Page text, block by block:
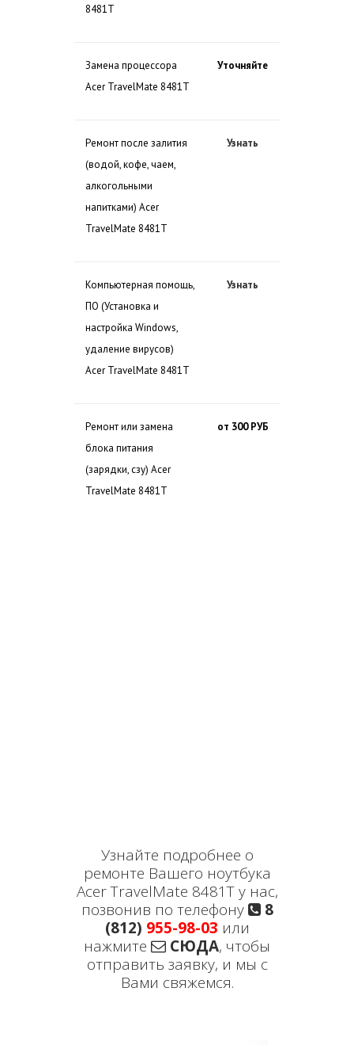
8481T
Замена процессора
Acer TravelMate 8481T
Уточняйте
Ремонт после залития
(водой, кофе, чаем,
алкогольными
напитками) Acer
TravelMate 8481T
Узнать
Компьютерная помощь,
ПО (Установка и
настройка Windows,
удаление вирусов)
Acer TravelMate 8481T
Узнать
Ремонт или замена
блока питания
(зарядки, сзу) Acer
TravelMate 8481T
от 300 РУБ
Узнайте подробнее о
ремонте Вашего ноутбука
Acer TravelMate 8481T у нас,
позвонив по телефону
8
(812) 955-98-03 или
нажмите
СЮДА, чтобы
отправить заявку, и мы с
Вами свяжемся.